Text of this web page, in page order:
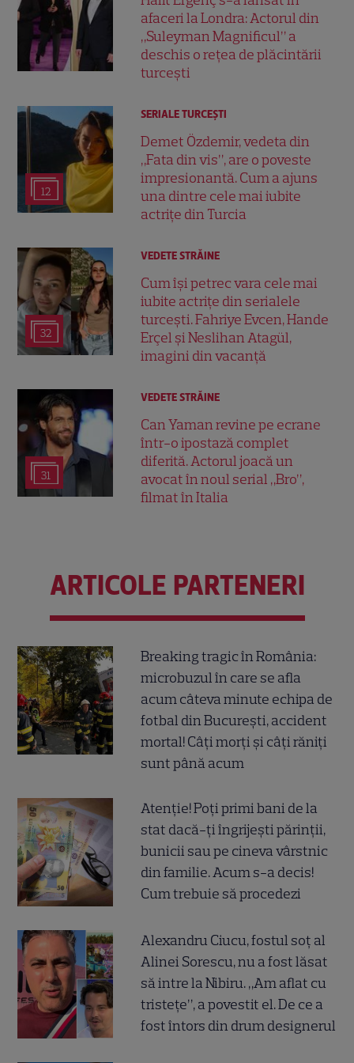
afaceri la Londra: Actorul din
„Suleyman Magnificul” a
deschis o rețea de plăcintării
turcești
12
SERIALE TURCEŞTI
Demet Özdemir, vedeta din
„Fata din vis”, are o poveste
impresionantă. Cum a ajuns
una dintre cele mai iubite
actrițe din Turcia
32
VEDETE STRĂINE
Cum își petrec vara cele mai
iubite actrițe din serialele
turcești. Fahriye Evcen, Hande
Erçel și Neslihan Atagül,
imagini din vacanță
31
VEDETE STRĂINE
Can Yaman revine pe ecrane
într-o ipostază complet
diferită. Actorul joacă un
avocat în noul serial „Bro”,
filmat în Italia
ARTICOLE PARTENERI
Breaking tragic în România:
microbuzul în care se afla
acum câteva minute echipa de
fotbal din București, accident
mortal! Câți morți și câți răniți
sunt până acum
Atenție! Poți primi bani de la
stat dacă-ți îngrijești părinții,
bunicii sau pe cineva vârstnic
din familie. Acum s-a decis!
Cum trebuie să procedezi
Alexandru Ciucu, fostul soț al
Alinei Sorescu, nu a fost lăsat
să intre la Nibiru. „Am aflat cu
tristețe”, a povestit el. De ce a
fost întors din drum designerul